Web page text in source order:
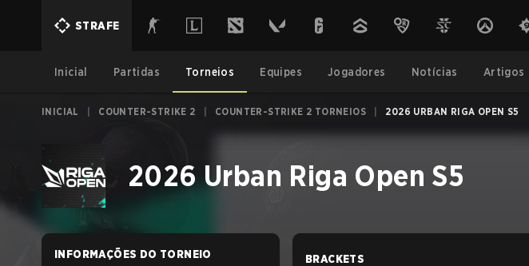
STRAFE
Inicial Partidas Torneios Equipes Jogadores Notícias Artigos
INICIAL COUNTER-STRIKE 2 COUNTER-STRIKE 2 TORNEIOS 2026 URBAN RIGA OPEN S5
2026 Urban Riga Open S5
INFORMAÇÕES DO TORNEIO BRACKETS